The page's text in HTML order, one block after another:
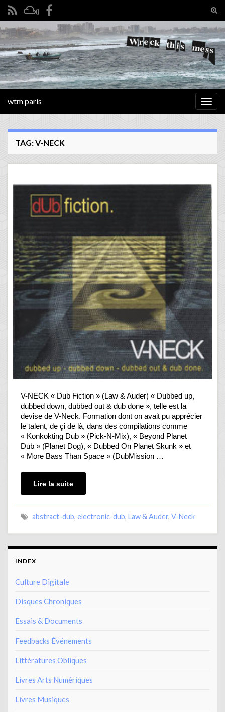
Search for:
wtm paris
TAG:V-NECK
V-NECK « Dub Fiction » (Law & Auder) « Dubbed up,
dubbed down, dubbed out & dub done », telle est la
devise de V-Neck. Formation dont on avait pu apprécier
le talent, de çi de là, dans des compilations comme
« Konkokting Dub » (Pick-N-Mix), « Beyond Planet
Dub » (Planet Dog), « Dubbed On Planet Skunk » et
« More Bass Than Space » (DubMission …
Lire la suite
abstract-dub, electronic-dub, Law & Auder, V-Neck
INDEX
Culture Digitale
Disques Chroniques
Essais & Documents
Feedbacks Événements
Littératures Obliques
Livres Arts Numériques
Livres Musiques